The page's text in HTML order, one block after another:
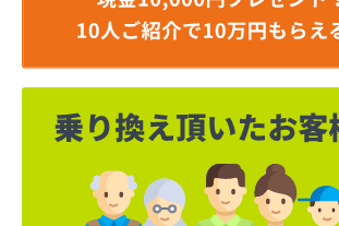
株式会社エネサンスサービス
株式会社エルピオ 宇都宮営業所
株式会社オオイデ
株式会社ガスパル 宇都宮販売所
株式会社ガスパル 那須販売所
株式会社キクチ
株式会社クレックス 宇都宮営業所
株式会社クレックス 那須塩原営業所